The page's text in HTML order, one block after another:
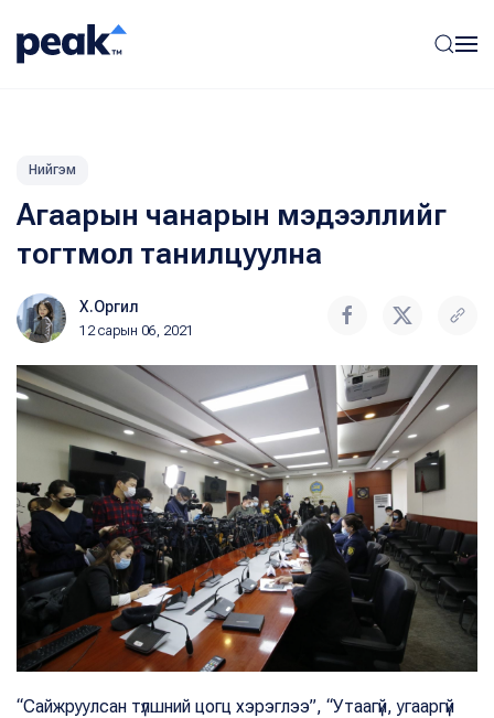
Нийгэм
Агаарын чанарын мэдээллийг
тогтмол танилцуулна
Х.Оргил
12 сарын 06, 2021
“Сайжруулсан түлшний цогц хэрэглээ”, “Утаагүй, угааргүй